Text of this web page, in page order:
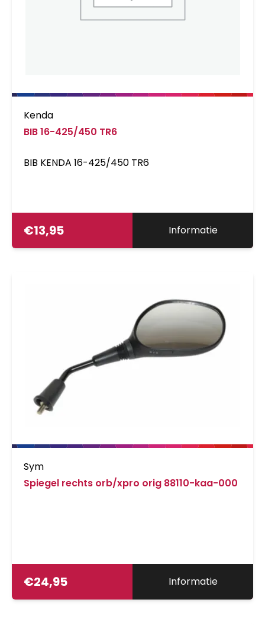
Kenda
BIB 16-425/450 TR6
BIB KENDA 16-425/450 TR6
€13,95 Informatie
Sym
Spiegel rechts orb/xpro orig 88110-kaa-000
€24,95 Informatie